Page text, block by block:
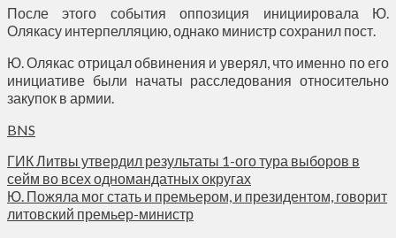
После этого события оппозиция инициировала Ю.
Олякасу интерпелляцию, однако министр сохранил пост.
Ю. Олякас отрицал обвинения и уверял, что именно по его
инициативе были начаты расследования относительно
закупок в армии.
BNS
ГИК Литвы утвердил результаты 1-ого тура выборов в
сейм во всех одномандатных округах
Ю. Пожяла мог стать и премьером, и президентом, говорит
литовский премьер-министр